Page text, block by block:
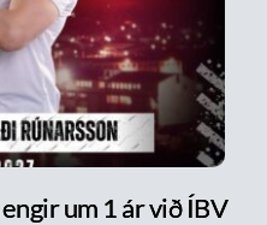
um 1 ár við ÍBV